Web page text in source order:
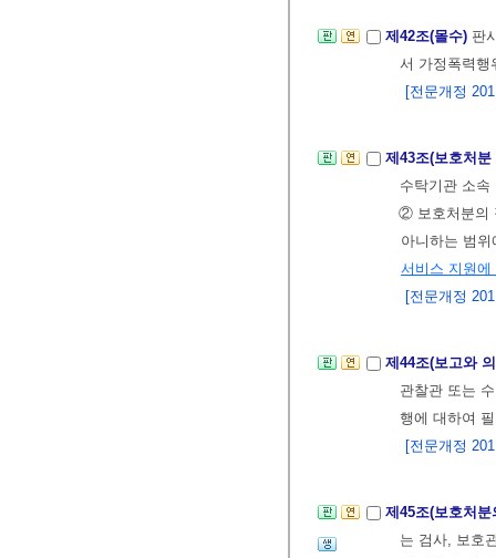
제42조(몰수) 판
서 가정폭력행
[전문개정
제43조(보호처
수탁기관 소
② 보호처분의
아니하는 범
서비스 지원
[전문개정
제44조(보고와
관찰관 또는
행에 대하여
[전문개정
제45조(보호처
는 검사, 보호